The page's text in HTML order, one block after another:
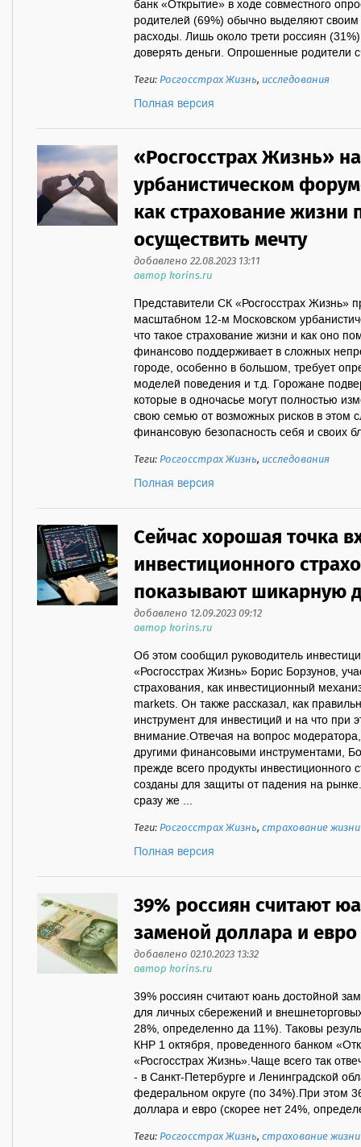
банк «Открытие» в ходе совместного
родителей (69%) обычно выделяют
расходы. Лишь около трети россиян
доверять деньги. Опрошенные родители
Теги:Росгосстрах Жизнь, исследования
Полная версия
«Росгосстрах Жизнь»
урбанистическом
как страхование жизни
осуществить мечту
добавлено 22.08.2023 13:11
автор korins.ru
Представители СК «Росгосстрах Жизнь»
масштабном 12-м Московском
что такое страхование жизни и как оно
финансово поддерживает в сложных
городе, особенно в большом, требует
моделей поведения и т.д. Горожане
которые в одночасье могут полностью
свою семью от возможных рисков в этом
финансовую безопасность себя и своих
Теги:Росгосстрах Жизнь, исследования
Полная версия
Сейчас хорошая точка
инвестиционного
показывают шикарную
добавлено 12.09.2023 09:12
автор korins.ru
Об этом сообщил руководитель
«Росгосстрах Жизнь» Борис Борзунов,
страхования, как инвестиционный
markets. Он также рассказал, как
инструмент для инвестиций и на что при
внимание.Отвечая на вопрос
другими финансовыми инструментами,
прежде всего продукты
созданы для защиты от падения на
сразу же ...
Теги:Росгосстрах Жизнь,страхование жизни
Полная версия
39% россиян считают
заменой доллара и евро
добавлено 02.10.2023 13:32
автор korins.ru
39% россиян считают юань достойной
для личных сбережений и
28%, определенно да 11%). Таковы
КНР 1 октября, проведенного банком
«Росгосстрах Жизнь».Чаще всего так
- в Санкт-Петербурге и Ленинградской
федеральном округе (по 34%).При этом
доллара и евро (скорее нет 24%,
Теги:Росгосстрах Жизнь,страхование жизни